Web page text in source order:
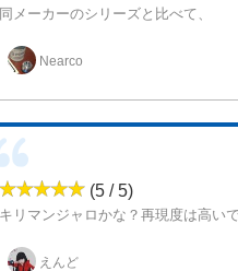
同メーカーのシリーズと比べて、
味のほうも、ちょっと没個性なコー
普通のコーヒーといった感じ。
Nearco
(5 / 5)
えんど